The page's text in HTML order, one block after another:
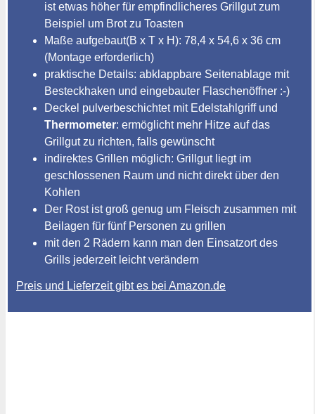
ist etwas höher für empfindlicheres Grillgut zum
Beispiel um Brot zu Toasten
Maße aufgebaut(B x T x H): 78,4 x 54,6 x 36 cm
(Montage erforderlich)
praktische Details: abklappbare Seitenablage mit
Besteckhaken und eingebauter Flaschenöffner :-)
Deckel pulverbeschichtet mit Edelstahlgriff und
Thermometer: ermöglicht mehr Hitze auf das
Grillgut zu richten, falls gewünscht
indirektes Grillen möglich: Grillgut liegt im
geschlossenen Raum und nicht direkt über den
Kohlen
Der Rost ist groß genug um Fleisch zusammen mit
Beilagen für fünf Personen zu grillen
mit den 2 Rädern kann man den Einsatzort des
Grills jederzeit leicht verändern
Preis und Lieferzeit gibt es bei Amazon.de